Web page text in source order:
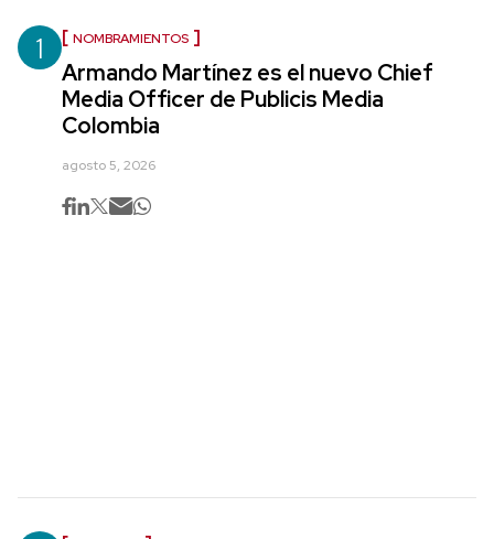
1 NOMBRAMIENTOS
Armando Martínez es el nuevo Chief
Media Officer de Publicis Media
Colombia
agosto 5, 2026